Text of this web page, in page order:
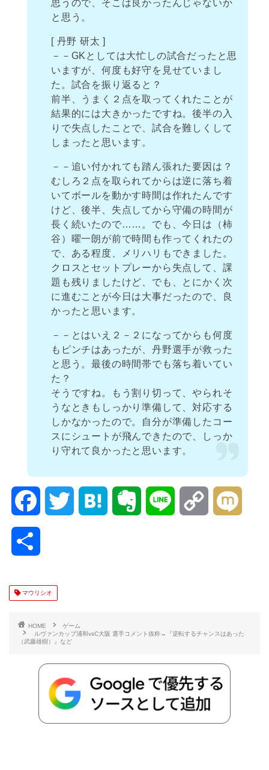
思うので、そこは良かったんじゃないか
と思う。
[ 丹野 研太 ]
－－GKとしては大忙しの試合だったと思
いますが、何度も好守を見せていまし
た。試合を振り返ると？
前半、うまく２点を取ってくれたことが
結果的には大きかったですね。後半の入
りで失点したことで、試合を難しくして
しまったと思います。
－－追い付かれても踏ん張れた要因は？
むしろ２点を取られてからは逆に落ち着
いてボールを動かす時間は作れたんです
けど、後半、失点してから守備の時間が
長く続いたので……。でも、今日は（柿
谷）曜一朗が前で時間も作ってくれたの
で、ある程度、メリハリもできました。
クロスとセットプレーから失点して、課
題も残りましたけど、でも、とにかく次
に進むことが今日は大事だったので、良
かったと思います。
－－とはいえ２－２になってからも何度
もピンチはあったが、丹野選手が救った
と思う。最後の時間帯でも落ち着いてい
た？
そうですね。もう割り切って、やられそ
うなときもしっかり準備して、対応する
しかなかったので。自分が準備したコー
スにシュートが飛んできたので、しっか
り守れて良かったと思います。
e
o
e
マウリシオ
HOME
ゲーム
ルヴァンカップ浦和vsC大阪 選手コメント抜粋→『逆転するチャンスはあった
（武藤雄樹）』など